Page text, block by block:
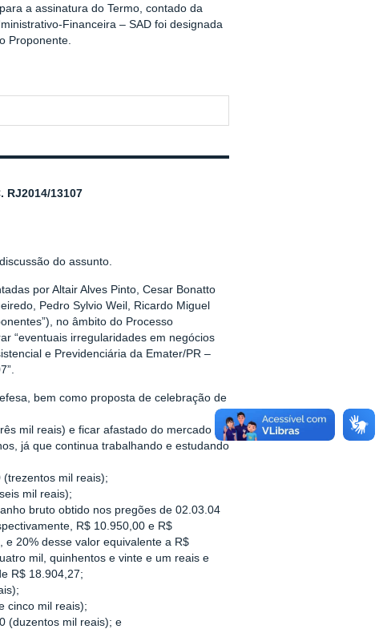
a assinatura do Termo, contado da
Financeira – SAD foi designada
Proponente.
RJ2014/13107
do assunto.
por Altair Alves Pinto, Cesar Bonatto
Pedro Sylvio Weil, Ricardo Miguel
no âmbito do Processo
“eventuais irregularidades em negócios
e Previdenciária da Emater/PR –
bem como proposta de celebração de
mil reais) e ficar afastado do mercado de
já que continua trabalhando e estudando
mil reais);
mil reais);
bruto obtido nos pregões de 02.03.04
R$ 10.950,00 e R$
20% desse valor equivalente a R$
mil, quinhentos e vinte e um reais e
R$ 18.904,27;
cinco mil reais);
(duzentos mil reais); e